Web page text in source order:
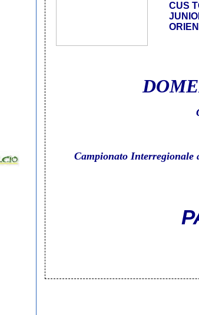
CUS
Campionato